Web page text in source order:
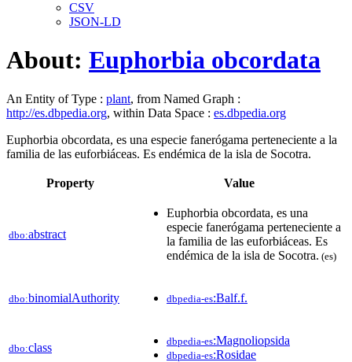
CSV
JSON-LD
About: Euphorbia obcordata
An Entity of Type : plant, from Named Graph :
http://es.dbpedia.org, within Data Space : es.dbpedia.org
Euphorbia obcordata, es una especie fanerógama perteneciente a la
familia de las euforbiáceas. Es endémica de la isla de Socotra.
Property Value
dbo:abstract
Euphorbia obcordata, es una
especie fanerógama perteneciente a
la familia de las euforbiáceas. Es
endémica de la isla de Socotra. (es)
dbo:binomialAuthority dbpedia-es:Balf.f.
dbo:class dbpedia-es:Magnoliopsida
dbpedia-es:Rosidae